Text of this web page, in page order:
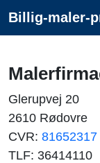
Billig-maler-
Glerupvej 20
2610 Rødovre
CVR: 81652317
TLF: 36414110